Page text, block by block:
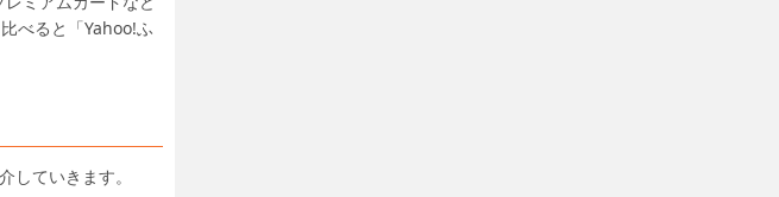
べると「Yahoo!ふ
していきます。